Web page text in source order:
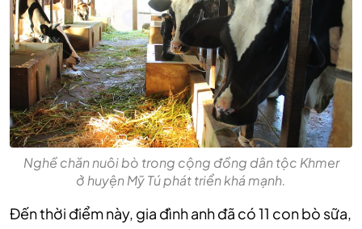
Nghề chăn nuôi bò trong cộng đồng dân tộc Khmer
ở huyện Mỹ Tú phát triển khá mạnh.
Đến thời điểm này, gia đình anh đã có 11 con bò sữa,